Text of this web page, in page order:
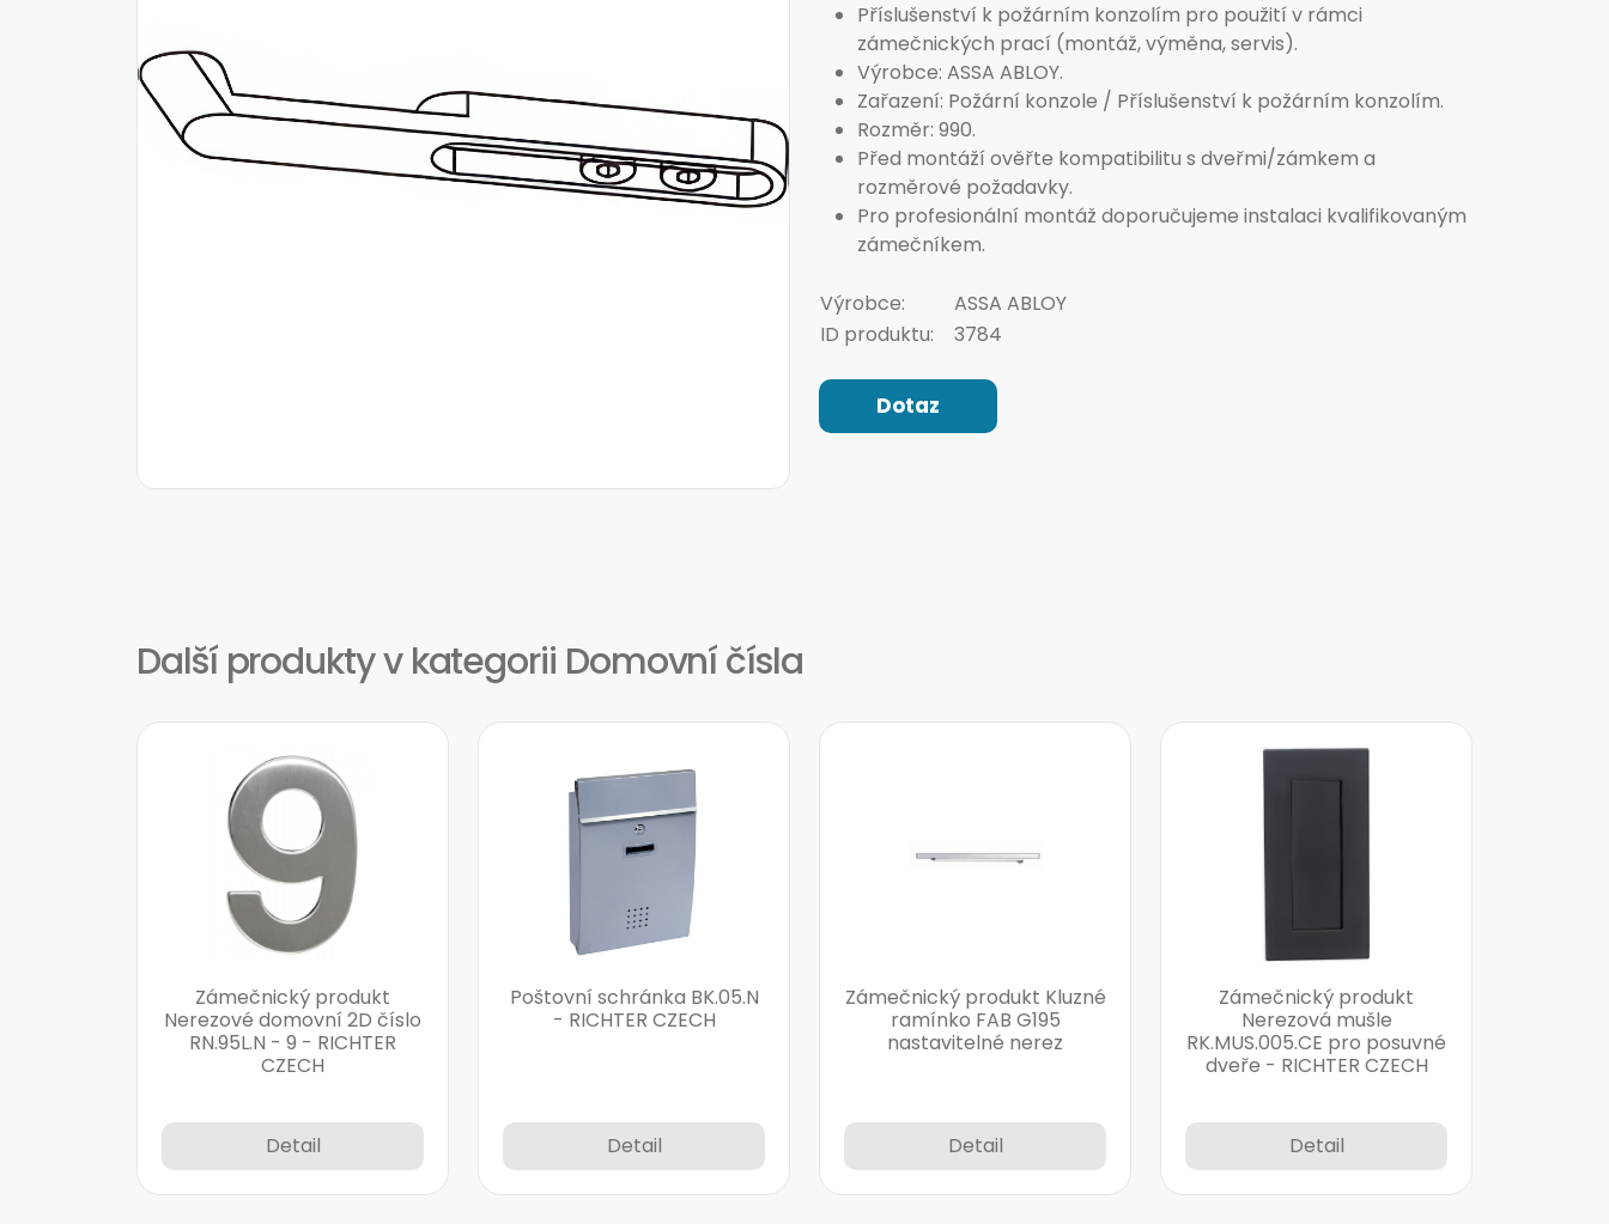
Příslušenství k požárním konzolím pro použití v rámci
zámečnických prací (montáž, výměna, servis).
Výrobce: ASSA ABLOY.
Zařazení: Požární konzole / Příslušenství k požárním konzolím.
Rozměr: 990.
Před montáží ověřte kompatibilitu s dveřmi/zámkem a
rozměrové požadavky.
Pro profesionální montáž doporučujeme instalaci kvalifikovaným
zámečníkem.
Výrobce:
ASSA ABLOY
ID produktu:
3784
Dotaz
Další produkty v kategorii Domovní čísla
Zámečnický produkt
Nerezové domovní 2D číslo
RN.95L.N - 9 - RICHTER
CZECH
Detail
Poštovní schránka BK.05.N
- RICHTER CZECH
Detail
Zámečnický produkt Kluzné
ramínko FAB G195
nastavitelné nerez
Detail
Zámečnický produkt
Nerezová mušle
RK.MUS.005.CE pro posuvné
dveře - RICHTER CZECH
Detail